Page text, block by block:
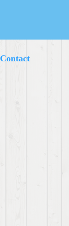
Contact